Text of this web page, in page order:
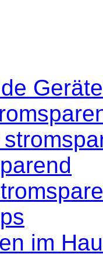
Geräte
im